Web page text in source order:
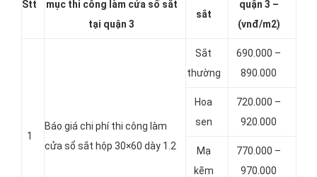
Stt
mục thi công làm cửa sổ sắt
tại quận 3
sắt
quận 3 –
(vnđ/m2)
1
Báo giá chi phí thi công làm
cửa sổ sắt hộp 30×60 dày 1.2
Sắt
thường
690.000 –
890.000
Hoa
sen
720.000 –
920.000
Mạ
kẽm
770.000 –
970.000